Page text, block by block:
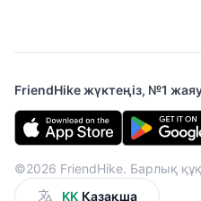
FriendHike жүктеңіз, №1
©2026 FriendHike. Барлық
KK Қазақша